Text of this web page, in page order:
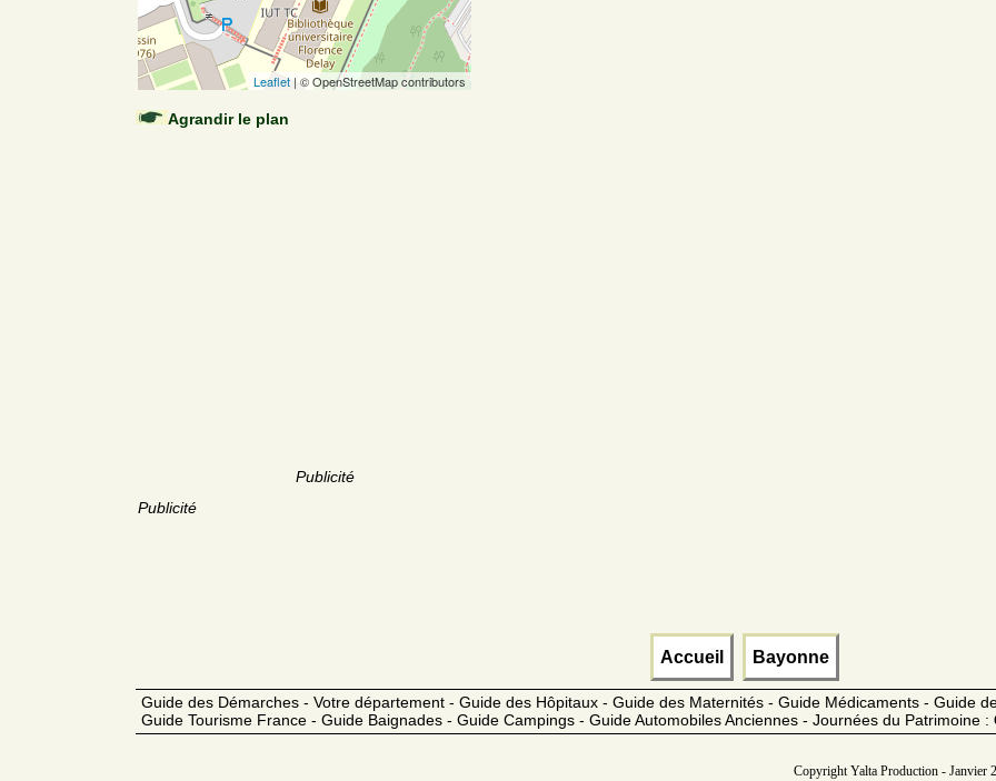
Leaflet | © OpenStreetMap contributors
Agrandir le plan
Publicité
Publicité
Accueil Bayonne
Guide des Démarches - Votre département - Guide des Hôpitaux - Guide des Maternités - Guide Médicaments - Guide
Guide Tourisme France - Guide Baignades - Guide Campings - Guide Automobiles Anciennes - Journées du Patrimoine :
Copyright Yalta Production - Janvier